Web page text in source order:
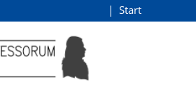
Start